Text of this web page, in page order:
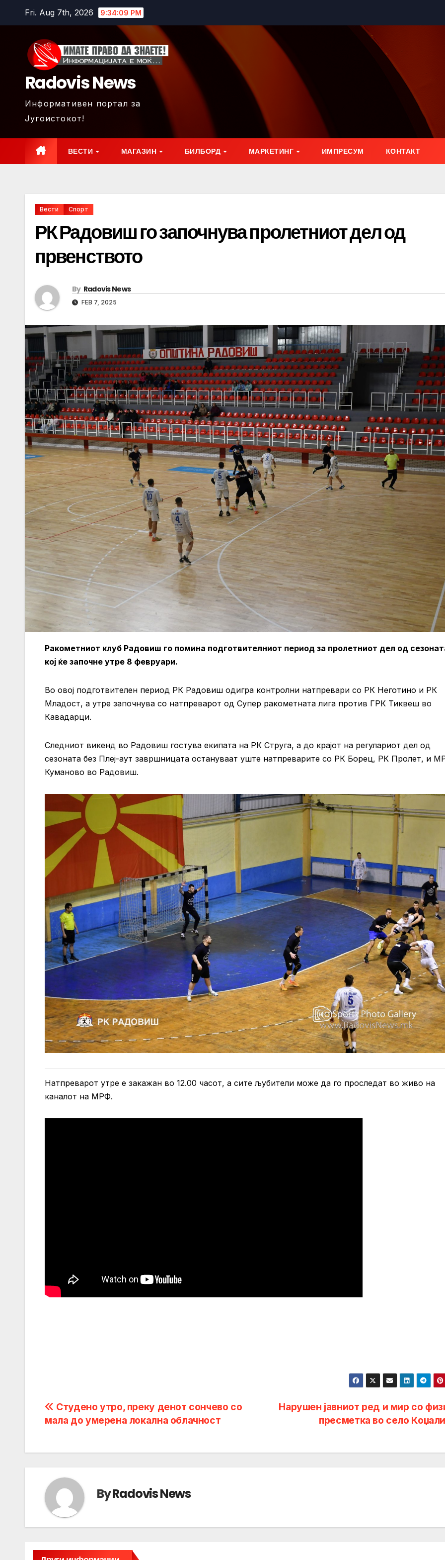
Fri. Aug 7th, 2026 9:34:11 PM
Radovis News
Информативен портал за
Југоистокот!
ВЕСТИ МАГАЗИН БИЛБОРД МАРКЕТИНГ ИМПРЕСУМ КОНТАКТ
Вести Спорт
РК Радовиш го започнува пролетниот дел од
првенството
By Radovis News
FEB 7, 2025
Ракометниот клуб Радовиш го помина подготвителниот период за пролетниот дел од
кој ќе започне утре 8 февруари.
Во овој подготвителен период РК Радовиш одигра контролни натпревари со РК Неготино и РК
Младост, а утре започнува со натпреварот од Супер ракометната лига против ГРК Тиквеш во
Кавадарци.
Следниот викенд во Радовиш гостува екипата на РК Струга, а до крајот на регулариот дел од
сезоната без Плеј-аут завршницата остануваат уште натпреварите со РК Борец, РК Пролет, и
Куманово во Радовиш.
Натпреварот утре е закажан во 12.00 часот, а сите љубители може да го проследат во живо на
каналот на МРФ.
Post
navigation
Нарушен јавниот ред и мир со
пресметка во село
Студено утро, преку денот сончево со
мала до умерена локална облачност
ByRadovis News